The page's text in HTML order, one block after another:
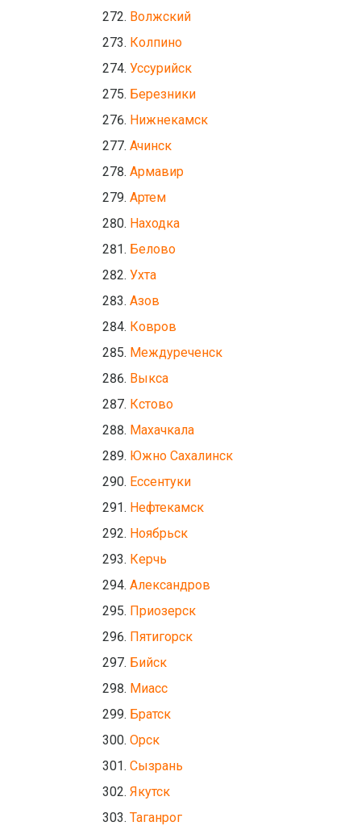
Волжский
Колпино
Уссурийск
Березники
Нижнекамск
Ачинск
Армавир
Артем
Находка
Белово
Ухта
Азов
Ковров
Междуреченск
Выкса
Кстово
Махачкала
Южно Сахалинск
Ессентуки
Нефтекамск
Ноябрьск
Керчь
Александров
Приозерск
Пятигорск
Бийск
Миасс
Братск
Орск
Сызрань
Якутск
Таганрог